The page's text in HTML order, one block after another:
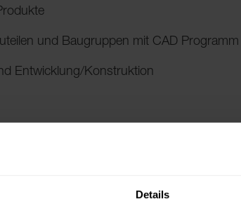
Details
und Baugruppen mit CAD Programm
Entwicklung/Konstruktion